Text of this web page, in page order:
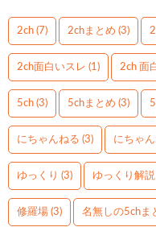
2ch (7) 2chまとめ (3)
2ch面白いスレ (1) 2ch 面
5ch (3) 5chまとめ (3)
にちゃんねる (3) にちゃ
ゆっくり (3) ゆっくり解説
修羅場 (3) 名無しの5chま